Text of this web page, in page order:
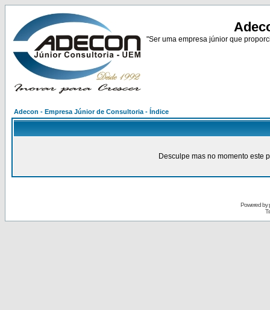
"Ser uma empresa júnior que
Adecon - Empresa Júnior de Consultoria - Índice
Desculpe mas no momento este
Powered by